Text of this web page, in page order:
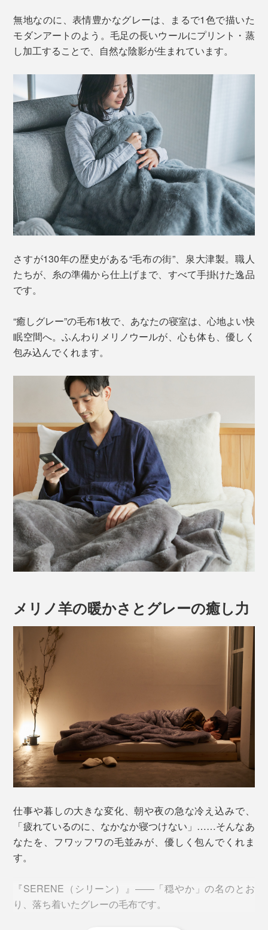
無地なのに、表情豊かなグレーは、まるで1色で描いた
モダンアートのよう。毛足の長いウールにプリント・蒸
し加工することで、自然な陰影が生まれています。
さすが130年の歴史がある“毛布の街”、泉大津製。職人
たちが、糸の準備から仕上げまで、すべて手掛けた逸品
です。
“癒しグレー”の毛布1枚で、あなたの寝室は、心地よい快
眠空間へ。ふんわりメリノウールが、心も体も、優しく
包み込んでくれます。
メリノ羊の暖かさとグレーの癒し力
仕事や暮しの大きな変化、朝や夜の急な冷え込みで、
「疲れているのに、なかなか寝つけない」……そんなあ
なたを、フワッフワの毛並みが、優しく包んでくれま
す。
『SERENE（シリーン）』――「穏やか」の名のとお
り、落ち着いたグレーの毛布です。